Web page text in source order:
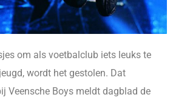
om als voetbalclub iets leuks te
wordt het gestolen. Dat
Veensche Boys meldt dagblad de